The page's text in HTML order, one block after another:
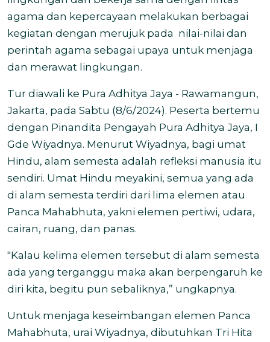
agama dan kepercayaan melakukan berbagai
kegiatan dengan merujuk pada nilai-nilai dan
perintah agama sebagai upaya untuk menjaga
dan merawat lingkungan.
Tur diawali ke Pura Adhitya Jaya - Rawamangun,
Jakarta, pada Sabtu (8/6/2024). Peserta bertemu
dengan Pinandita Pengayah Pura Adhitya Jaya, I
Gde Wiyadnya. Menurut Wiyadnya, bagi umat
Hindu, alam semesta adalah refleksi manusia itu
sendiri. Umat Hindu meyakini, semua yang ada
di alam semesta terdiri dari lima elemen atau
Panca Mahabhuta, yakni elemen pertiwi, udara,
cairan, ruang, dan panas.
"Kalau kelima elemen tersebut di alam semesta
ada yang terganggu maka akan berpengaruh ke
diri kita, begitu pun sebaliknya,” ungkapnya.
Untuk menjaga keseimbangan elemen Panca
Mahabhuta, urai Wiyadnya, dibutuhkan Tri Hita